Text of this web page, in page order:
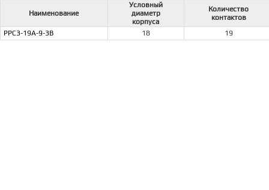
Наименование
Условный
диаметр
корпуса
Количество
контактов
РРС3-19А-9-3В
18 19